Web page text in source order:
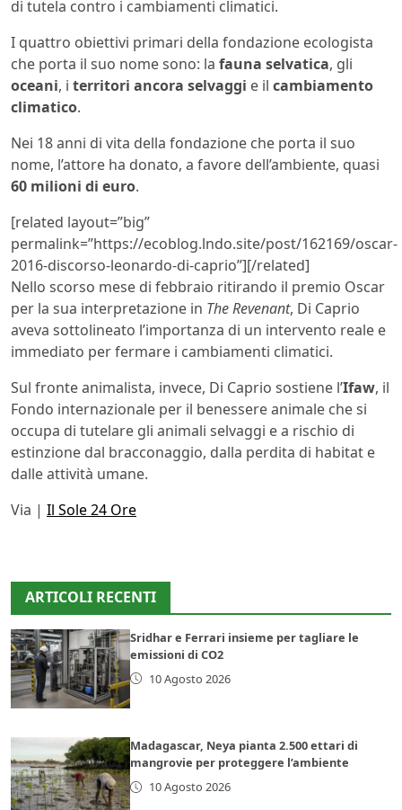
di tutela contro i cambiamenti climatici.
I quattro obiettivi primari della fondazione ecologista
che porta il suo nome sono: la fauna selvatica, gli
oceani, i territori ancora selvaggi e il cambiamento
climatico.
Nei 18 anni di vita della fondazione che porta il suo
nome, l’attore ha donato, a favore dell’ambiente, quasi
60 milioni di euro.
[related layout=”big”
permalink=”https://ecoblog.lndo.site/post/162169/oscar-
2016-discorso-leonardo-di-caprio”][/related]
Nello scorso mese di febbraio ritirando il premio Oscar
per la sua interpretazione in The Revenant, Di Caprio
aveva sottolineato l’importanza di un intervento reale e
immediato per fermare i cambiamenti climatici.
Sul fronte animalista, invece, Di Caprio sostiene l’Ifaw, il
Fondo internazionale per il benessere animale che si
occupa di tutelare gli animali selvaggi e a rischio di
estinzione dal bracconaggio, dalla perdita di habitat e
dalle attività umane.
Via | Il Sole 24 Ore
ARTICOLI RECENTI
Sridhar e Ferrari insieme per tagliare le
emissioni di CO2
10 Agosto 2026
Madagascar, Neya pianta 2.500 ettari di
mangrovie per proteggere l’ambiente
10 Agosto 2026